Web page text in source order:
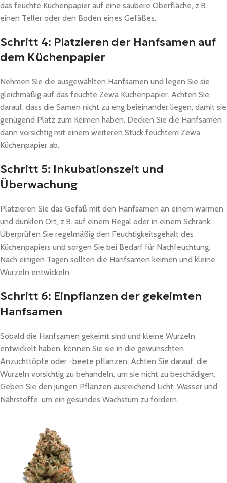
das feuchte Küchenpapier auf eine saubere Oberfläche, z.B.
einen Teller oder den Boden eines Gefäßes.
Schritt 4: Platzieren der Hanfsamen auf
dem Küchenpapier
Nehmen Sie die ausgewählten Hanfsamen und legen Sie sie
gleichmäßig auf das feuchte Zewa Küchenpapier. Achten Sie
darauf, dass die Samen nicht zu eng beieinander liegen, damit sie
genügend Platz zum Keimen haben. Decken Sie die Hanfsamen
dann vorsichtig mit einem weiteren Stück feuchtem Zewa
Küchenpapier ab.
Schritt 5: Inkubationszeit und
Überwachung
Platzieren Sie das Gefäß mit den Hanfsamen an einem warmen
und dunklen Ort, z.B. auf einem Regal oder in einem Schrank.
Überprüfen Sie regelmäßig den Feuchtigkeitsgehalt des
Küchenpapiers und sorgen Sie bei Bedarf für Nachfeuchtung.
Nach einigen Tagen sollten die Hanfsamen keimen und kleine
Wurzeln entwickeln.
Schritt 6: Einpflanzen der gekeimten
Hanfsamen
Sobald die Hanfsamen gekeimt sind und kleine Wurzeln
entwickelt haben, können Sie sie in die gewünschten
Anzuchttöpfe oder -beete pflanzen. Achten Sie darauf, die
Wurzeln vorsichtig zu behandeln, um sie nicht zu beschädigen.
Geben Sie den jungen Pflanzen ausreichend Licht, Wasser und
Nährstoffe, um ein gesundes Wachstum zu fördern.